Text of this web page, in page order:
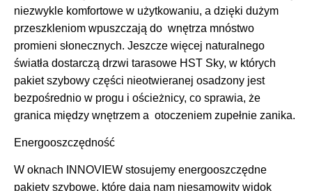
niezwykle komfortowe w użytkowaniu, a dzięki dużym
przeszkleniom wpuszczają do wnętrza mnóstwo
promieni słonecznych. Jeszcze więcej naturalnego
światła dostarczą drzwi tarasowe HST Sky, w których
pakiet szybowy części nieotwieranej osadzony jest
bezpośrednio w progu i ościeżnicy, co sprawia, że
granica między wnętrzem a otoczeniem zupełnie zanika.
Energooszczędność
W oknach INNOVIEW stosujemy energooszczędne
pakiety szybowe, które dają nam niesamowity widok